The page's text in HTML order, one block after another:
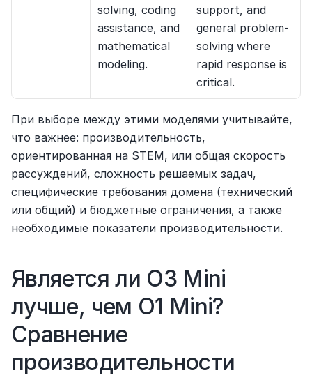
solving, coding
assistance, and
mathematical
modeling.
support, and
general problem-
solving where
rapid response is
critical.
При выборе между этими моделями учитывайте,
что важнее: производительность,
ориентированная на STEM, или общая скорость
рассуждений, сложность решаемых задач,
специфические требования домена (технический
или общий) и бюджетные ограничения, а также
необходимые показатели производительности.
Является ли O3 Mini
лучше, чем O1 Mini?
Сравнение
производительности